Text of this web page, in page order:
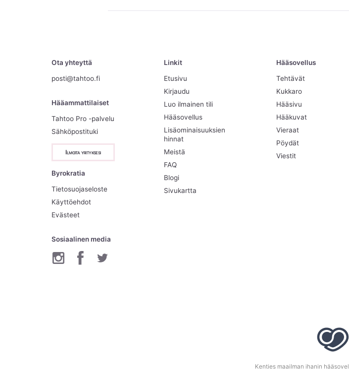
Ota yhteyttä
posti@tahtoo.fi
Hääammattilaiset
Tahtoo Pro -palvelu
Sähköpostituki
Ilmoita yrityksesi
Byrokratia
Tietosuojaseloste
Käyttöehdot
Evästeet
Sosiaalinen media
Linkit
Etusivu
Kirjaudu
Luo ilmainen tili
Hääsovellus
Lisäominaisuuksien
hinnat
Meistä
FAQ
Blogi
Sivukartta
Hääsovellus
Tehtävät
Kukkaro
Hääsivu
Hääkuvat
Vieraat
Pöydät
Viestit
Kenties maailman ihanin